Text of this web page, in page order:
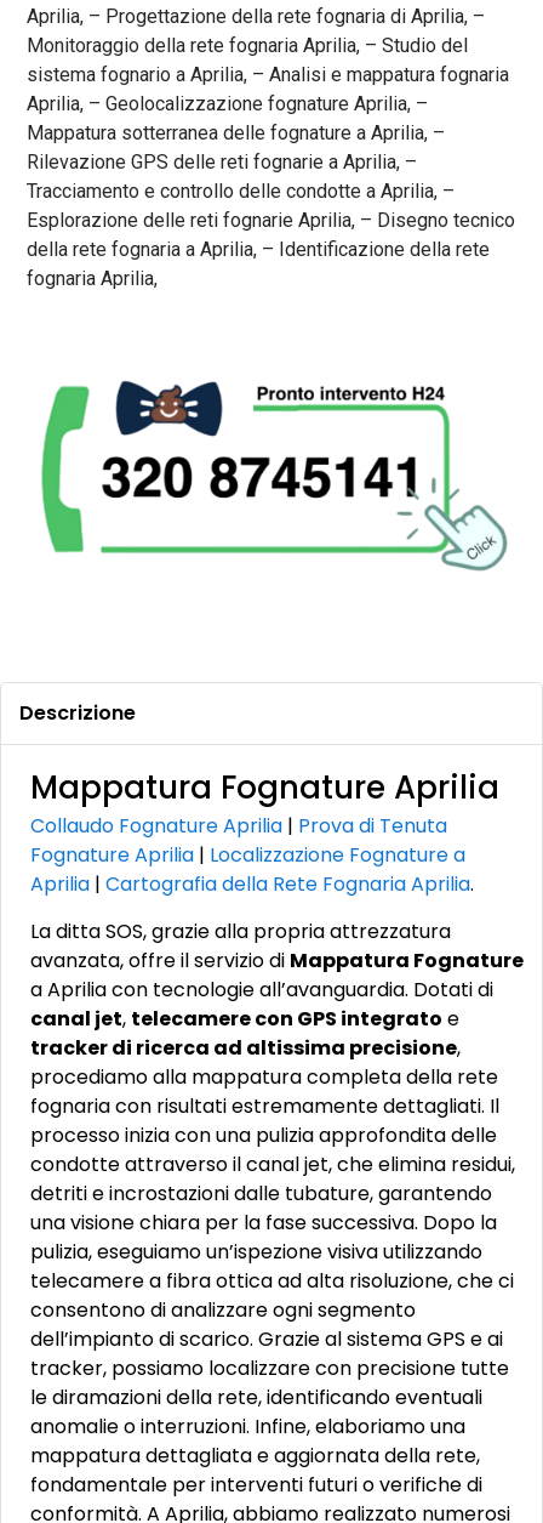
Aprilia, – Progettazione della rete fognaria di Aprilia, –
Monitoraggio della rete fognaria Aprilia, – Studio del
sistema fognario a Aprilia, – Analisi e mappatura fognaria
Aprilia, – Geolocalizzazione fognature Aprilia, –
Mappatura sotterranea delle fognature a Aprilia, –
Rilevazione GPS delle reti fognarie a Aprilia, –
Tracciamento e controllo delle condotte a Aprilia, –
Esplorazione delle reti fognarie Aprilia, – Disegno tecnico
della rete fognaria a Aprilia, – Identificazione della rete
fognaria Aprilia,
Descrizione
Mappatura Fognature Aprilia
Collaudo Fognature Aprilia | Prova di Tenuta
Fognature Aprilia | Localizzazione Fognature a
Aprilia | Cartografia della Rete Fognaria Aprilia.
La ditta SOS, grazie alla propria attrezzatura
avanzata, offre il servizio di Mappatura Fognature
a Aprilia con tecnologie all’avanguardia. Dotati di
canal jet, telecamere con GPS integrato e
tracker di ricerca ad altissima precisione,
procediamo alla mappatura completa della rete
fognaria con risultati estremamente dettagliati. Il
processo inizia con una pulizia approfondita delle
condotte attraverso il canal jet, che elimina residui,
detriti e incrostazioni dalle tubature, garantendo
una visione chiara per la fase successiva. Dopo la
pulizia, eseguiamo un’ispezione visiva utilizzando
telecamere a fibra ottica ad alta risoluzione, che ci
consentono di analizzare ogni segmento
dell’impianto di scarico. Grazie al sistema GPS e ai
tracker, possiamo localizzare con precisione tutte
le diramazioni della rete, identificando eventuali
anomalie o interruzioni. Infine, elaboriamo una
mappatura dettagliata e aggiornata della rete,
fondamentale per interventi futuri o verifiche di
conformità. A Aprilia, abbiamo realizzato numerosi